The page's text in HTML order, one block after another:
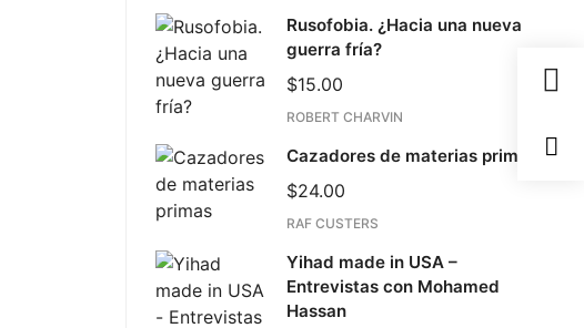
Rusofobia. ¿Hacia una nueva
guerra fría?
$15.00
ROBERT CHARVIN
Cazadores de materias primas
$24.00
RAF CUSTERS
Yihad made in USA –
Entrevistas con Mohamed
Hassan